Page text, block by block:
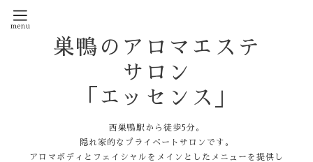
巣鴨のアロマエステ
サロン
「エッセンス」
西巣鴨駅から徒歩5分。
隠れ家的なプライベートサロンです。
アロマボディとフェイシャルをメインとしたメニューを提供し